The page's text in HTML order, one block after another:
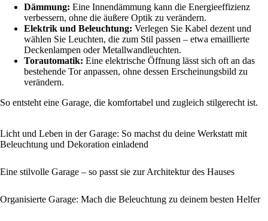
Dämmung: Eine Innendämmung kann die Energieeffizienz
verbessern, ohne die äußere Optik zu verändern.
Elektrik und Beleuchtung: Verlegen Sie Kabel dezent und
wählen Sie Leuchten, die zum Stil passen – etwa emaillierte
Deckenlampen oder Metallwandleuchten.
Torautomatik: Eine elektrische Öffnung lässt sich oft an das
bestehende Tor anpassen, ohne dessen Erscheinungsbild zu
verändern.
So entsteht eine Garage, die komfortabel und zugleich stilgerecht ist.
Licht und Leben in der Garage: So machst du deine Werkstatt mit
Beleuchtung und Dekoration einladend
Eine stilvolle Garage – so passt sie zur Architektur des Hauses
Organisierte Garage: Mach die Beleuchtung zu deinem besten Helfer